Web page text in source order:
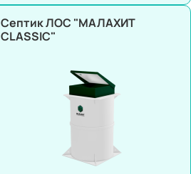
Септик ЛОС "МАЛАХИТ
CLASSIC"